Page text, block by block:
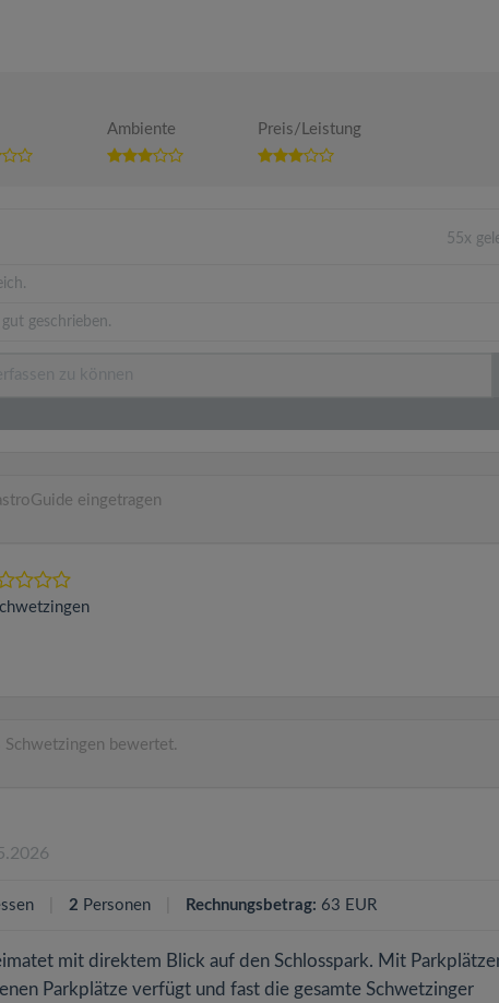
Ambiente Preis/Leistung
55x
geschrieben.
eingetragen
bewertet.
2 Personen Rechnungsbetrag: 63 EUR
mit direktem Blick auf den Schlosspark. Mit
Parkplätze verfügt und fast die gesamte Schwetzinger